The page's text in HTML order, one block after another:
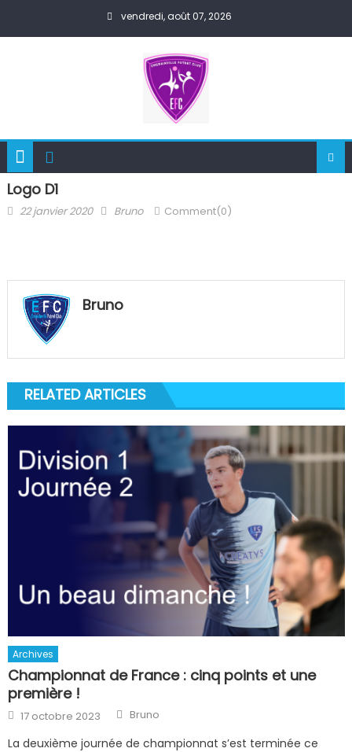
vendredi, août 07, 2026
Logo D1
Posted
22 janvier 2020 Author
Bruno Comment(0)
Bruno
RELATED ARTICLES
Archives
Championnat de France : cinq points et une
première !
Posted
on
17 octobre 2023 Author
Bruno
La deuxième journée de championnat s’est terminée ce